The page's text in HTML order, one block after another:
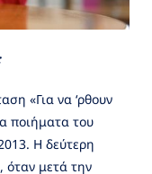
«Για να ‘ρθουν
ποιήματα του
Η δεύτερη
όταν μετά την